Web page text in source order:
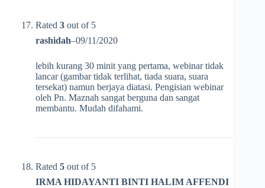
Rated 3 out of 5
rashidah–09/11/2020
lebih kurang 30 minit yang pertama, webinar tidak
lancar (gambar tidak terlihat, tiada suara, suara
tersekat) namun berjaya diatasi. Pengisian webinar
oleh Pn. Maznah sangat berguna dan sangat
membantu. Mudah difahami.
Rated 5 out of 5
IRMA HIDAYANTI BINTI HALIM AFFENDI